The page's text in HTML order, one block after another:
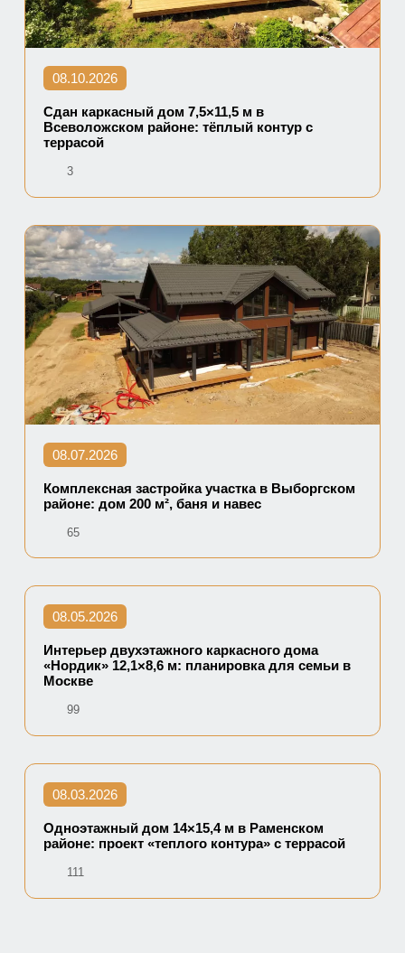
08.10.2026
Сдан каркасный дом 7,5×11,5 м в
Всеволожском районе: тёплый контур с
террасой
3
08.07.2026
Комплексная застройка участка в Выборгском
районе: дом 200 м², баня и навес
65
08.05.2026
Интерьер двухэтажного каркасного дома
«Нордик» 12,1×8,6 м: планировка для семьи в
Москве
99
08.03.2026
Одноэтажный дом 14×15,4 м в Раменском
районе: проект «теплого контура» с террасой
111